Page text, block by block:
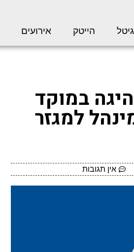
הייטק אירועים
במוקד
למגזר
אין תגובות